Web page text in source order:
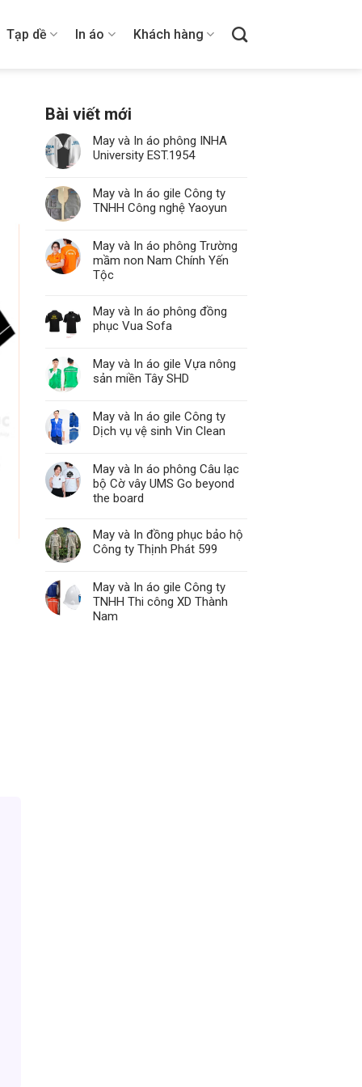
Tạp dề In áo Khách hàng
Bài viết mới
May và In áo phông INHA
University EST.1954
May và In áo gile Công ty
TNHH Công nghệ Yaoyun
May và In áo phông Trường
mầm non Nam Chính Yến
Tộc
May và In áo phông đồng
phục Vua Sofa
May và In áo gile Vựa nông
sản miền Tây SHD
May và In áo gile Công ty
Dịch vụ vệ sinh Vin Clean
May và In áo phông Câu lạc
bộ Cờ vây UMS Go beyond
the board
May và In đồng phục bảo hộ
Công ty Thịnh Phát 599
May và In áo gile Công ty
TNHH Thi công XD Thành
Nam